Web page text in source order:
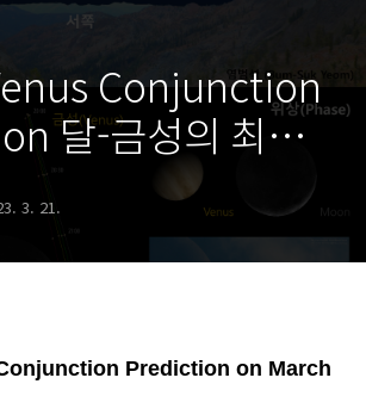
Conjunction
달-금성의 최근
3. 21.
Prediction on March